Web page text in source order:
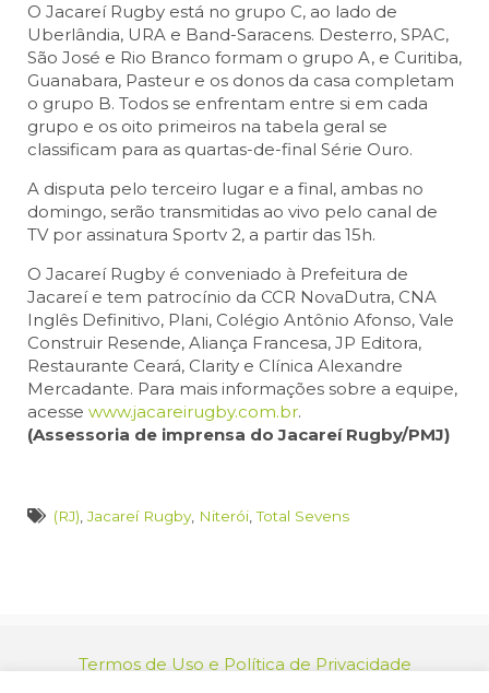
O Jacareí Rugby está no grupo C, ao lado de
Uberlândia, URA e Band-Saracens. Desterro, SPAC,
São José e Rio Branco formam o grupo A, e Curitiba,
Guanabara, Pasteur e os donos da casa completam
o grupo B. Todos se enfrentam entre si em cada
grupo e os oito primeiros na tabela geral se
classificam para as quartas-de-final Série Ouro.
A disputa pelo terceiro lugar e a final, ambas no
domingo, serão transmitidas ao vivo pelo canal de
TV por assinatura Sportv 2, a partir das 15h.
O Jacareí Rugby é conveniado à Prefeitura de
Jacareí e tem patrocínio da CCR NovaDutra, CNA
Inglês Definitivo, Plani, Colégio Antônio Afonso, Vale
Construir Resende, Aliança Francesa, JP Editora,
Restaurante Ceará, Clarity e Clínica Alexandre
Mercadante. Para mais informações sobre a equipe,
acesse www.jacareirugby.com.br.
(Assessoria de imprensa do Jacareí Rugby/PMJ)
(RJ),Jacareí Rugby, Niterói,Total Sevens
Termos de Uso e Política de Privacidade